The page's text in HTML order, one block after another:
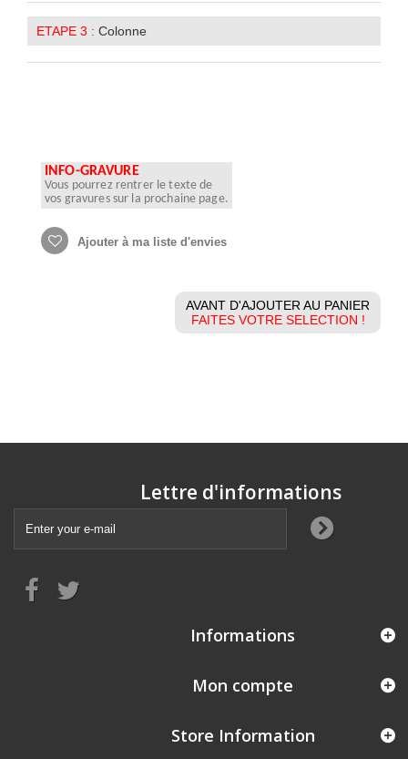
ETAPE 3 : Colonne
INFO-GRAVURE
Vous pourrez rentrer le texte de
vos gravures sur la prochaine page.
Ajouter à ma liste d'envies
AVANT D'AJOUTER AU PANIER
FAITES VOTRE SELECTION !
Lettre d'informations
Informations
Mon compte
Store Information